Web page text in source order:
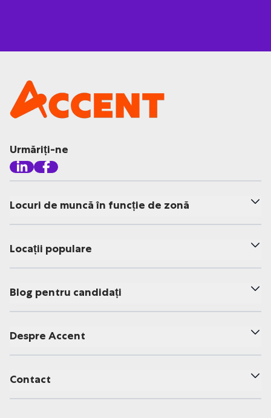
Urmăriți-ne
Locuri de muncă în funcție de zonă
Locații populare
Blog pentru candidați
Despre Accent
Contact